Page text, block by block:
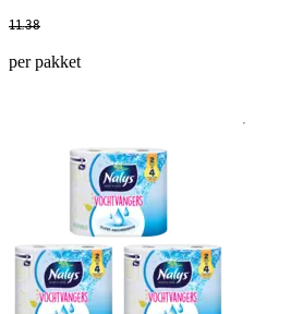
11.38
per pakket